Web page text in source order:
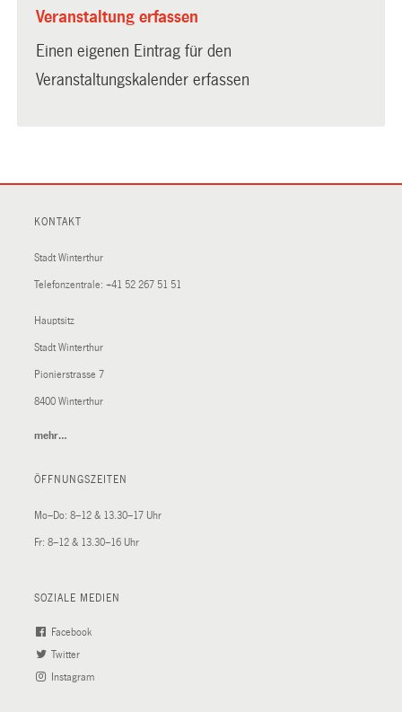
Veranstaltung erfassen
Einen eigenen Eintrag für den
Veranstaltungskalender erfassen
KONTAKT
Stadt Winterthur
Telefonzentrale: +41 52 267 51 51
Hauptsitz
Stadt Winterthur
Pionierstrasse 7
8400 Winterthur
mehr…
ÖFFNUNGSZEITEN
Mo–Do: 8–12 & 13.30–17 Uhr
Fr: 8–12 & 13.30–16 Uhr
SOZIALE MEDIEN
Facebook
Twitter
Link)
Instagram